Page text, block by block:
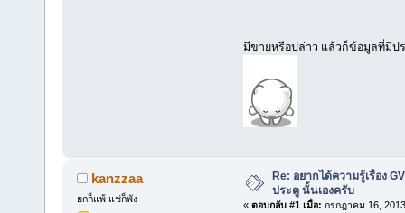
มีขายหรือปล่าว แล้วก็ข้อมูลที่มีป
kanzzaa
ยกก็แพ้ แช่ก็พัง
Re: อยากได้ความรู้เรื่อง
ประตู นั้นเองครับ
« ตอบกลับ #1 เมื่อ: กรกฎาคม 16,